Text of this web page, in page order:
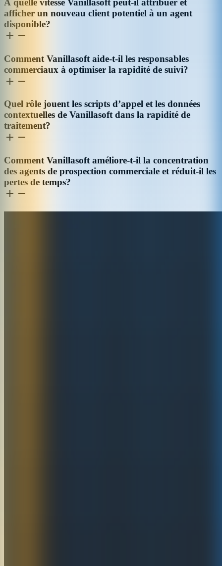
À quelle vitesse Vanillasoft peut-il attribuer et
afficher un nouveau client potentiel à un agent
disponible?
Comment Vanillasoft aide-t-il les responsables
commerciaux à optimiser la rapidité de suivi?
Quel rôle jouent les scripts d’appel et les données
contextuelles de Vanillasoft dans la rapidité de
traitement?
Comment Vanillasoft améliore-t-il la concentration
des agents de prospection commerciale et réduit-il les
pertes de temps?